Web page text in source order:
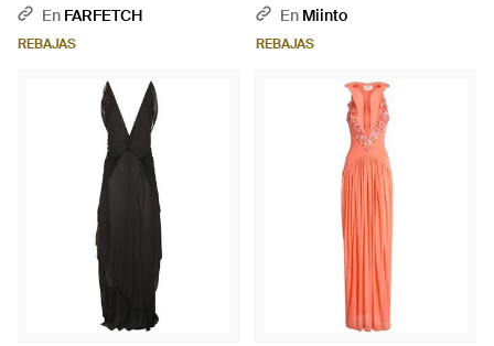
En El Cuello - Rosa
En FARFETCH
REBAJAS
En Miinto
REBAJAS